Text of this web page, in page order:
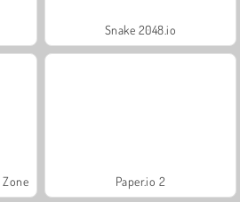
Snake 2048.io
Paper.io 2